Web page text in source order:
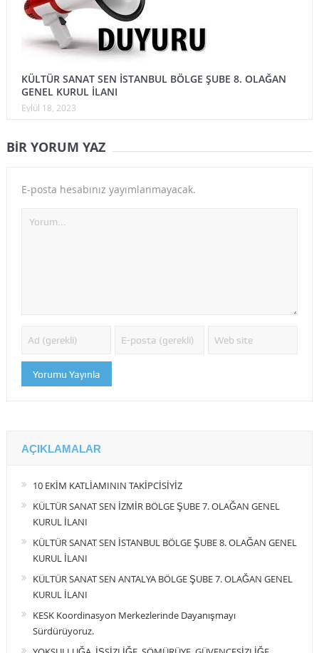
KÜLTÜR SANAT SEN İSTANBUL BÖLGE ŞUBE 8. OLAĞAN
GENEL KURUL İLANI
Eylül 18, 2023
BIR YORUM YAZ
E-posta hesabınız yayımlanmayacak.
AÇIKLAMALAR
10 EKİM KATLİAMININ TAKİPCİSİYİZ
KÜLTÜR SANAT SEN İZMİR BÖLGE ŞUBE 7. OLAĞAN GENEL
KURUL İLANI
KÜLTÜR SANAT SEN İSTANBUL BÖLGE ŞUBE 8. OLAĞAN GENEL
KURUL İLANI
KÜLTÜR SANAT SEN ANTALYA BÖLGE ŞUBE 7. OLAĞAN GENEL
KURUL İLANI
KESK Koordinasyon Merkezlerinde Dayanışmayı
Sürdürüyoruz.